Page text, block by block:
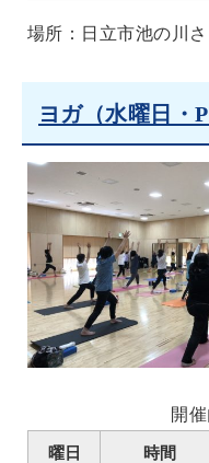
場所：日立市池の川
ヨガ（水曜日・
開
曜日 時間